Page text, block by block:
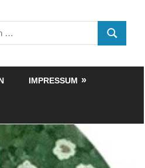
SUCHEN
IMPRESSUM